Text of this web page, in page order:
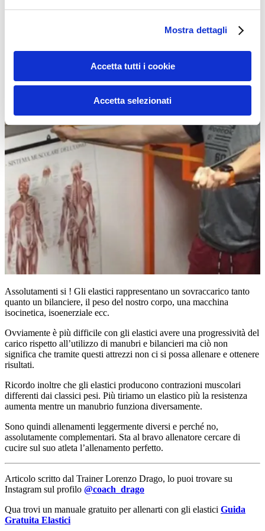
Mostra dettagli
Accetta tutti i cookie
Accetta selezionati
elastici ?
Assolutamenti si ! Gli elastici rappresentano un sovraccarico tanto
quanto un bilanciere, il peso del nostro corpo, una macchina
isocinetica, isoenerziale ecc.
Ovviamente è più difficile con gli elastici avere una progressività del
carico rispetto all’utilizzo di manubri e bilancieri ma ciò non
significa che tramite questi attrezzi non ci si possa allenare e ottenere
risultati.
Ricordo inoltre che gli elastici producono contrazioni muscolari
differenti dai classici pesi. Più tiriamo un elastico più la resistenza
aumenta mentre un manubrio funziona diversamente.
Sono quindi allenamenti leggermente diversi e perché no,
assolutamente complementari. Sta al bravo allenatore cercare di
cucire sul suo atleta l’allenamento perfetto.
Articolo scritto dal Trainer Lorenzo Drago, lo puoi trovare su
Instagram sul profilo @coach_drago
Qua trovi un manuale gratuito per allenarti con gli elastici Guida
Gratuita Elastici